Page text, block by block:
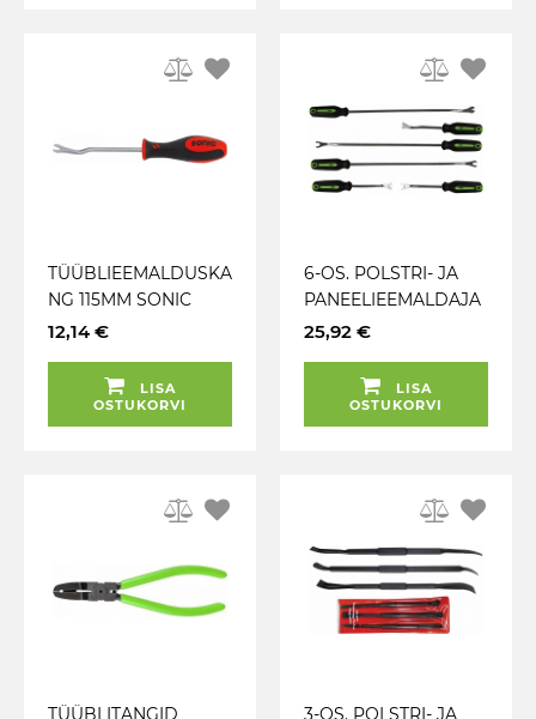
TÜÜBLIEEMALDUSKA
NG 115MM SONIC
12,14 €
LISA
OSTUKORVI
6-OS. POLSTRI- JA
PANEELIEEMALDAJA
TE KOMPLEKT
25,92 €
LISA
OSTUKORVI
TÜÜBLITANGID 3-OS. POLSTRI- JA